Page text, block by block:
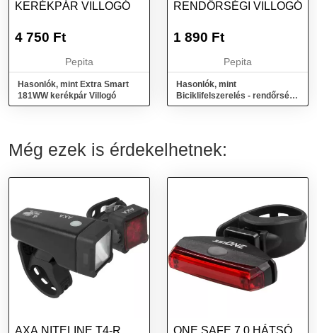
KERÉKPÁR VILLOGÓ
4 750 Ft
Pepita
Hasonlók, mint Extra Smart
181WW kerékpár Villogó
RENDŐRSÉGI VILLOGÓ
1 890 Ft
Pepita
Hasonlók, mint
Biciklifelszerelés - rendőrségi
villogó
Még ezek is érdekelhetnek:
AXA NITELINE T4-R
ONE SAFE 7.0 HÁTSÓ